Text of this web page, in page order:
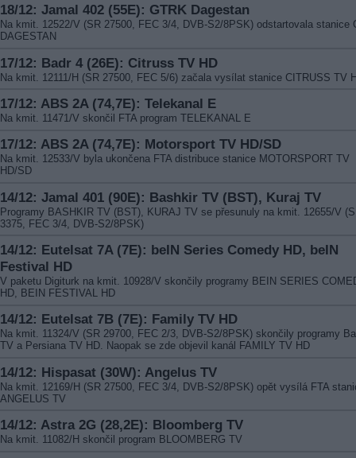
18/12: Jamal 402 (55E): GTRK Dagestan
Na kmit. 12522/V (SR 27500, FEC 3/4, DVB-S2/8PSK) odstartovala stanice
DAGESTAN
17/12: Badr 4 (26E): Citruss TV HD
Na kmit. 12111/H (SR 27500, FEC 5/6) začala vysílat stanice CITRUSS TV
17/12: ABS 2A (74,7E): Telekanal E
Na kmit. 11471/V skončil FTA program TELEKANAL E
17/12: ABS 2A (74,7E): Motorsport TV HD/SD
Na kmit. 12533/V byla ukončena FTA distribuce stanice MOTORSPORT TV
HD/SD
14/12: Jamal 401 (90E): Bashkir TV (BST), Kuraj TV
Programy BASHKIR TV (BST), KURAJ TV se přesunuly na kmit. 12655/V
3375, FEC 3/4, DVB-S2/8PSK)
14/12: Eutelsat 7A (7E): beIN Series Comedy HD, beIN
Festival HD
V paketu Digiturk na kmit. 10928/V skončily programy BEIN SERIES
HD, BEIN FESTIVAL HD
14/12: Eutelsat 7B (7E): Family TV HD
Na kmit. 11324/V (SR 29700, FEC 2/3, DVB-S2/8PSK) skončily programy
TV a Persiana TV HD. Naopak se zde objevil kanál FAMILY TV HD
14/12: Hispasat (30W): Angelus TV
Na kmit. 12169/H (SR 27500, FEC 3/4, DVB-S2/8PSK) opět vysílá FTA
ANGELUS TV
14/12: Astra 2G (28,2E): Bloomberg TV
Na kmit. 11082/H skončil program BLOOMBERG TV